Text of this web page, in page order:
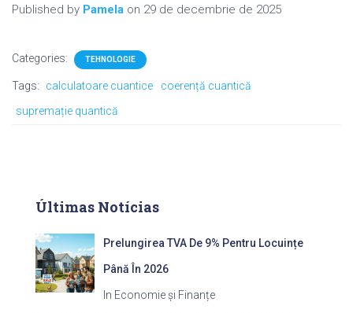
Published by Pamela on 29 de decembrie de 2025
Categories: TEHNOLOGIE
Tags: calculatoare cuantice
coerență cuantică
supremație quantică
Últimas Notícias
Prelungirea TVA De 9% Pentru Locuințe
Până În 2026
In Economie și Finanțe